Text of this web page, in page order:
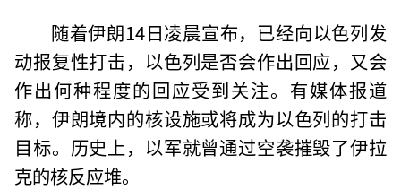
随着伊朗14日凌晨宣布，已经向以色列发
动报复性打击，以色列是否会作出回应，又会
作出何种程度的回应受到关注。有媒体报道
称，伊朗境内的核设施或将成为以色列的打击
目标。历史上，以军就曾通过空袭摧毁了伊拉
克的核反应堆。